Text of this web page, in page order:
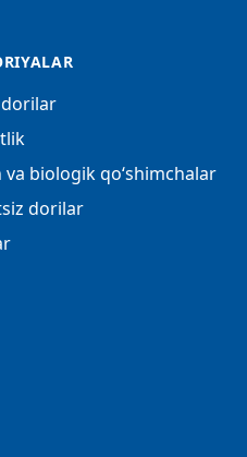
va biologik qo‘shimchalar
dorilar